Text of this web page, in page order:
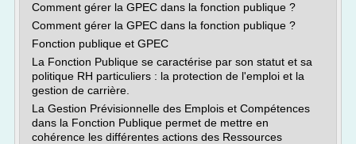
Comment gérer la GPEC dans la fonction publique ?
Comment gérer la GPEC dans la fonction publique ?
Fonction publique et GPEC
La Fonction Publique se caractérise par son statut et sa
politique RH particuliers : la protection de l'emploi et la
gestion de carrière.
La Gestion Prévisionnelle des Emplois et Compétences
dans la Fonction Publique permet de mettre en
cohérence les différentes actions des Ressources